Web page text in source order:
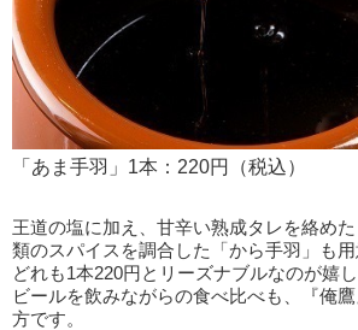
「あま手羽」1本：220円（税込）
王道の塩に加え、甘辛い熟成タレを絡め
類のスパイスを調合した「から手羽」も用
どれも1本220円とリーズナブルなのが嬉
ビールを飲みながらの食べ比べも、『俺
方です。